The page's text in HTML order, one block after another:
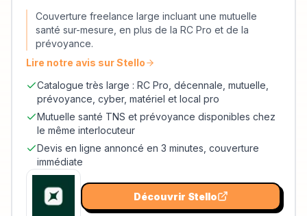
Couverture freelance large incluant une mutuelle
santé sur-mesure, en plus de la RC Pro et de la
prévoyance.
Lire notre avis surStello
Catalogue très large : RC Pro, décennale, mutuelle,
prévoyance, cyber, matériel et local pro
Mutuelle santé TNS et prévoyance disponibles chez
le même interlocuteur
Devis en ligne annoncé en 3 minutes, couverture
immédiate
Découvrir Stello